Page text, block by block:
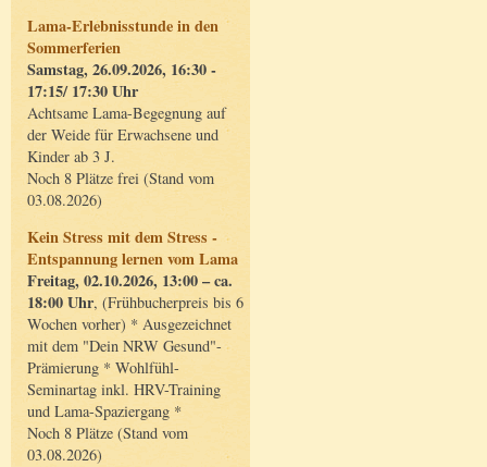
Lama-Erlebnisstunde in den
Sommerferien
Samstag, 26.09.2026, 16:30 -
17:15/ 17:30 Uhr
Achtsame Lama-Begegnung auf
der Weide für Erwachsene und
Kinder ab 3 J.
Noch 8 Plätze frei (Stand vom
03.08.2026)
Kein Stress mit dem Stress -
Entspannung lernen vom Lama
Freitag, 02.10.2026, 13:00 – ca.
18:00 Uhr, (Frühbucherpreis bis 6
Wochen vorher) * Ausgezeichnet
mit dem "Dein NRW Gesund"-
Prämierung * Wohlfühl-
Seminartag inkl. HRV-Training
und Lama-Spaziergang *
Noch 8 Plätze (Stand vom
03.08.2026)